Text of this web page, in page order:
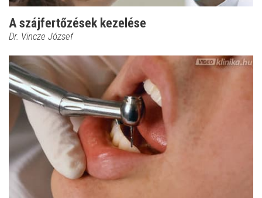
A szájfertőzések kezelése
Dr. Vincze József